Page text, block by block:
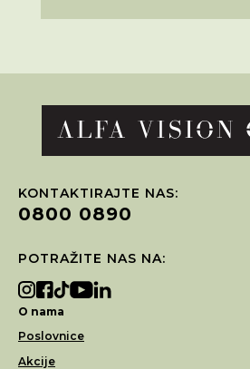
KONTAKTIRAJTE NAS:
0800 0890
POTRAŽITE NAS NA:
O nama
Poslovnice
Akcije